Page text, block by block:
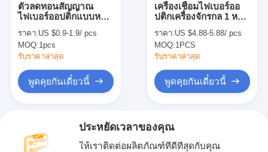
ตัวลดทอนสัญญาณ
ไฟเบอร์ออปติกแบบหญิง
10dB Singlemode
ราคา:US $0.9-1.9/ pcs
MOQ:1pcs
รับราคาล่าสุด
พูดคุยกันเดี๋ยวนี้
เครื่องเชื่อมไฟเบอร์ออ
ปติกเครื่องจักรกล 1 หลัก
50dB Return Loss
ราคา:US $4.88-5.88/ pcs
MOQ:1PCS
รับราคาล่าสุด
พูดคุยกันเดี๋ยวนี้
ประหยัดเวลาของคุณ
ให้เราติดต่อผลิตภัณฑ์ที่ดีที่สุดกับคุณ